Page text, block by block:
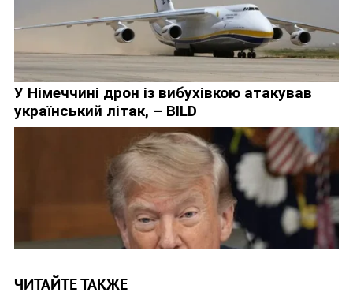
ЧИТАЙТЕ ТАКЖЕ